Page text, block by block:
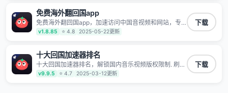
免费海外翻回国app
免费海外翻回国app，加速访问中国音视频和网站，专
业回国加速器，帮你加速访问优酷、bilibili、腾讯视频、
爱奇艺等，加速国服游戏，例如原神、阴阳师、和平精
明日方舟、战双帕弥什、sky光·遇、另一个伊甸园等国
内各种服务,回国加速器致力于帮助海外华人和留学生、
港澳台地区用户提供最好的回国游戏和音乐视频加速服
务，可以在海外或港澳台地区流畅加速国服游戏和音视
v1.8.85 ⭐ 4.8 2025-05-22更新
下载
十大回国加速器排名
十大回国加速器排名，解锁国内音乐视频版权限制. 刷剧
不卡，高清秒开. 有效降低国服游戏延迟. 提升国内主流
应用访问速度 ; 独创加速黑科技 · 海量边缘. 动态多线. 智
v9.9.5 ⭐ 4.7 2025-03-12更新
下载